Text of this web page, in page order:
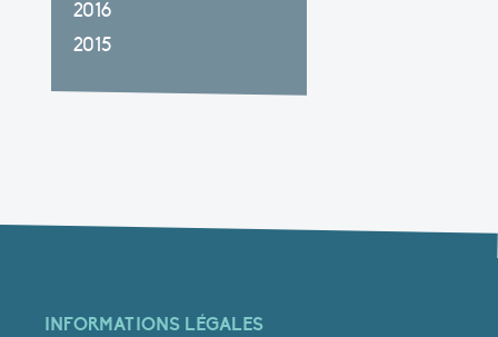
2016
2015
INFORMATIONS LÉGALES